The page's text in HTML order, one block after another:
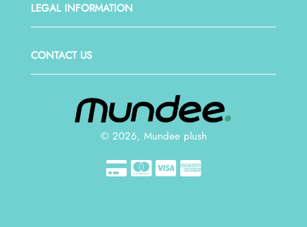
LEGAL INFORMATION
CONTACT US
© 2026, Mundee plush